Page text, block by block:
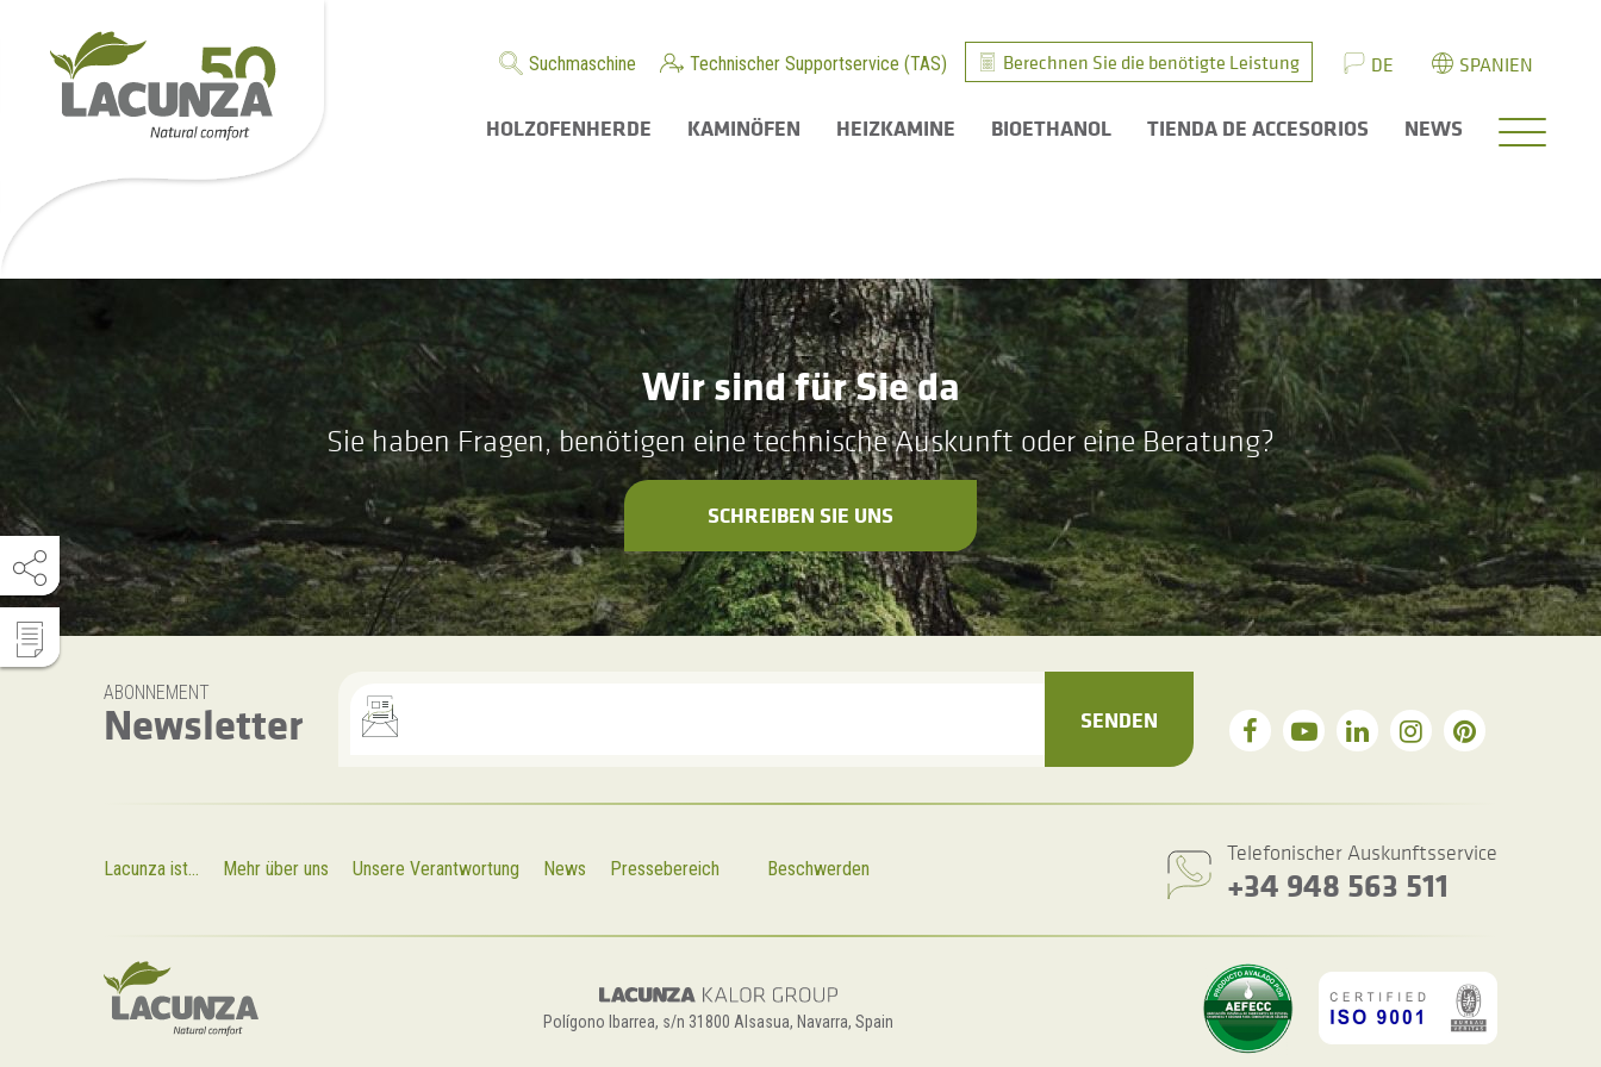
Suchmaschine Technischer Supportservice (TAS) Berechnen Sie die benötigte Leistung DE SPANIEN
HOLZOFENHERDE KAMINÖFEN HEIZKAMINE BIOETHANOL TIENDA DE ACCESORIOS NEWS
Wir sind für Sie da
Sie haben Fragen, benötigen eine technische Auskunft oder eine Beratung?
SCHREIBEN SIE UNS
ABONNEMENT
Newsletter SENDEN
Lacunza ist... Mehr über uns Unsere Verantwortung News Pressebereich Beschwerden
Telefonischer Auskunftsservice
+34 948 563 511
Polígono Ibarrea, s/n 31800 Alsasua, Navarra, Spain